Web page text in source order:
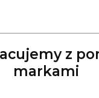
z
markami